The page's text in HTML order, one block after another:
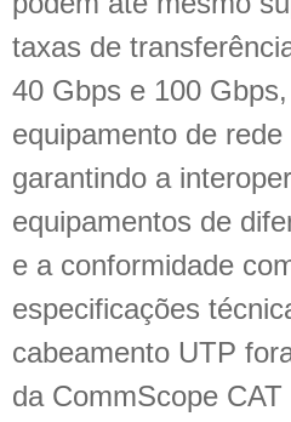
taxas de
40 Gbps e 100
equipamento de rede
garantindo a
equipamentos de
e a conformidade
especificações
cabeamento UTP
da CommScope